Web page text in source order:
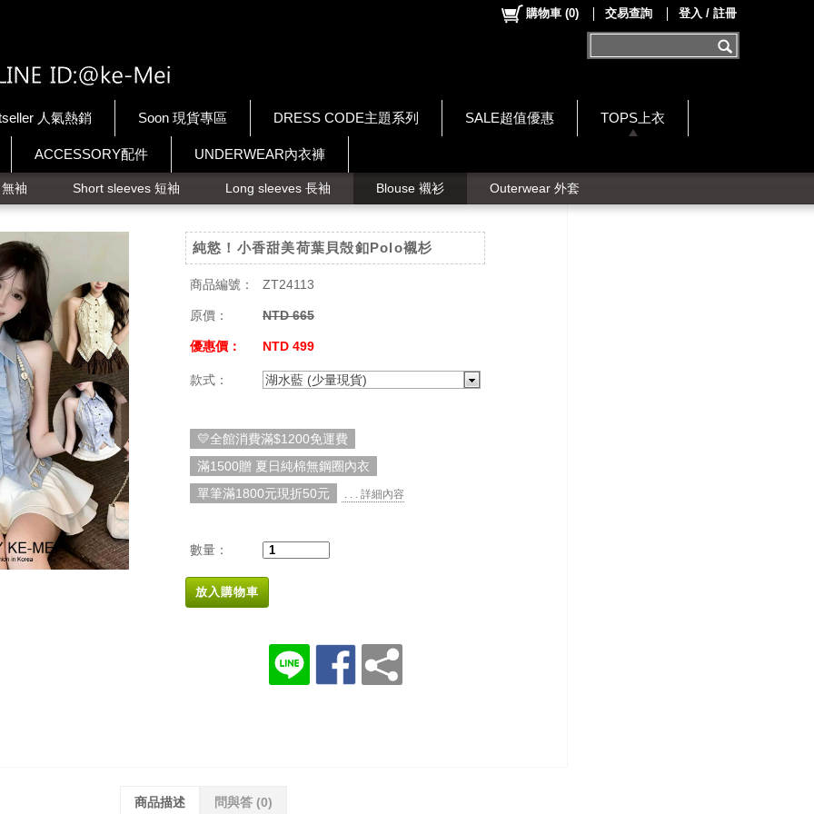
人氣熱銷 Soon 現貨專區 DRESS CODE主題系列 SALE超值優惠 TOPS上衣
ACCESSORY配件 UNDERWEAR內衣褲
購物車 (0) 交易查詢 登入 / 註冊
袖 Short sleeves 短袖 Long sleeves 長袖 Blouse 襯衫 Outerwear 外套
純慾！小香甜美荷葉貝殻釦Polo襯杉
商品編號： ZT24113
原價： NTD 665
優惠價： NTD 499
款式： 湖水藍 (少量現貨)
💛全館消費滿$1200免運費
滿1500贈 夏日純棉無鋼圈內衣
單筆滿1800元現折50元
. . . 詳細內容
數量：
放入購物車
商品描述 問與答 (0)